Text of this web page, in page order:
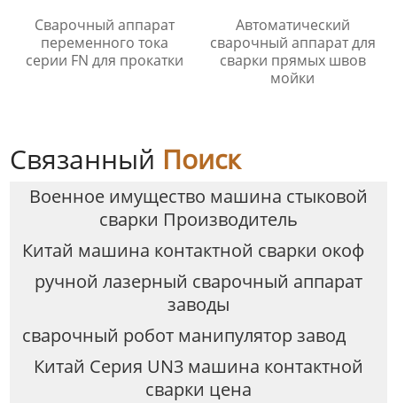
Сварочный аппарат
переменного тока
серии FN для прокатки
Автоматический
сварочный аппарат для
сварки прямых швов
мойки
Связанный Поиск
Военное имущество машина стыковой
сварки Производитель
Китай машина контактной сварки окоф
ручной лазерный сварочный аппарат
заводы
сварочный робот манипулятор завод
Китай Серия UN3 машина контактной
сварки цена